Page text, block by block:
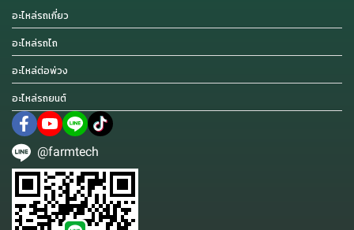
อะไหล่รถเกี่ยว
อะไหล่รถไถ
อะไหล่ต่อพ่วง
อะไหล่รถยนต์
@farmtech